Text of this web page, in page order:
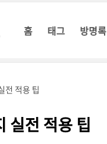
홈 태그 방명록
전 적용 팁
실전 적용 팁